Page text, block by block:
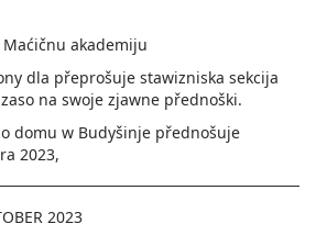
akademiju
dla přeprošuje stawizniska sekcija
na swoje zjawne přednoški.
domu w Budyšinje přednošuje
2023,
2023